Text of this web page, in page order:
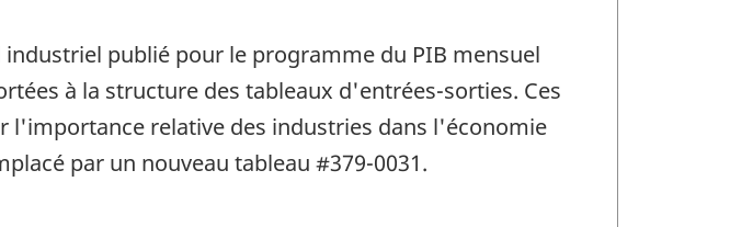
publié pour le programme du PIB mensuel
à la structure des tableaux d'entrées-sorties. Ces
relative des industries dans l'économie
par un nouveau tableau #379-0031.